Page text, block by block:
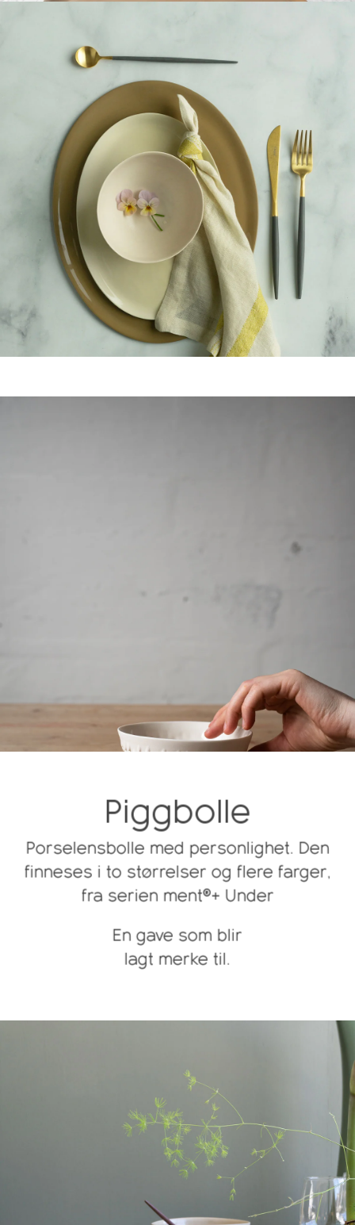
Piggbolle
Porselensbolle med personlighet. Den
finneses i to størrelser og flere farger,
fra serien ment®+ Under
En gave som blir
lagt merke til.